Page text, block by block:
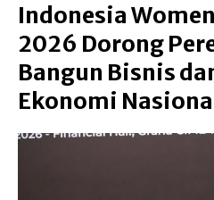
Indonesia
2026 Dorong
Bangun Bisnis
Ekonomi Nasional